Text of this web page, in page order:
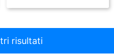
risultati